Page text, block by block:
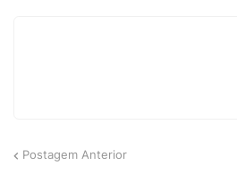
Postagem Anterior